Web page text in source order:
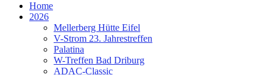
Home
2026
Mellerberg Hütte Eifel
V-Strom 23. Jahrestreffen
Palatina
W-Treffen Bad Driburg
ADAC-Classic